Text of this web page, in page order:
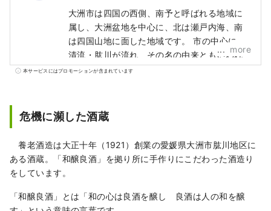
大洲市は四国の西側、南予と呼ばれる地域に
属し、大洲盆地を中心に、北は瀬戸内海、南
は四国山地に面した地域です。 市の中心には
清流・肱川が流れ、その名の由来ともいわれ
るように肘のように湾曲した川が、まちを巡
洲城の城下町として栄えたその名残が、肱川
のほとりに息づいています。
more
本サービスにはプロモーションが含まれています
危機に瀕した酒蔵
養老酒造は大正十年（1921）創業の愛媛県大洲市肱川地区に
ある酒蔵。「和醸良酒」を拠り所に手作りにこだわった酒造り
をしています。
「和醸良酒」とは「和の心は良酒を醸し 良酒は人の和を醸